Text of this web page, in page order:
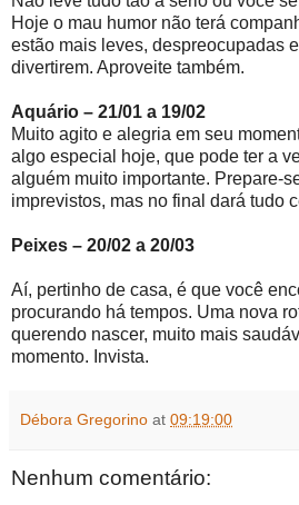
Hoje o mau humor não terá
estão mais leves, despreocupadas
divertirem. Aproveite também.
Aquário – 21/01 a 19/02
Muito agito e alegria em seu
algo especial hoje, que pode ter a
alguém muito importante. Prepare-
imprevistos, mas no final dará tudo
Peixes – 20/02 a 20/03
Aí, pertinho de casa, é que você
procurando há tempos. Uma nova
querendo nascer, muito mais
momento. Invista.
Débora Gregorino at 09:19:00
Nenhum comentário: